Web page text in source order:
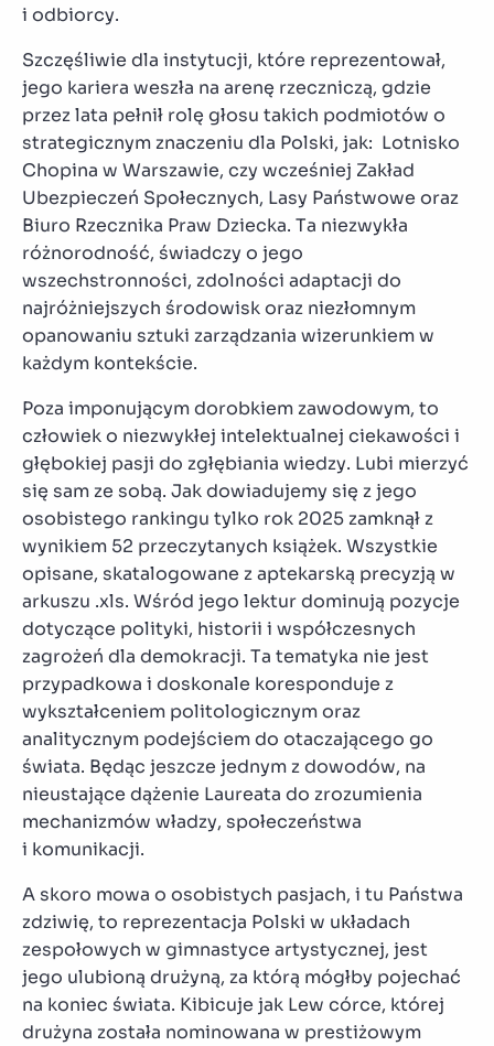
i odbiorcy.
Szczęśliwie dla instytucji, które reprezentował,
jego kariera weszła na arenę rzeczniczą, gdzie
przez lata pełnił rolę głosu takich podmiotów o
strategicznym znaczeniu dla Polski, jak: Lotnisko
Chopina w Warszawie, czy wcześniej Zakład
Ubezpieczeń Społecznych, Lasy Państwowe oraz
Biuro Rzecznika Praw Dziecka. Ta niezwykła
różnorodność, świadczy o jego
wszechstronności, zdolności adaptacji do
najróżniejszych środowisk oraz niezłomnym
opanowaniu sztuki zarządzania wizerunkiem w
każdym kontekście.
Poza imponującym dorobkiem zawodowym, to
człowiek o niezwykłej intelektualnej ciekawości i
głębokiej pasji do zgłębiania wiedzy. Lubi mierzyć
się sam ze sobą. Jak dowiadujemy się z jego
osobistego rankingu tylko rok 2025 zamknął z
wynikiem 52 przeczytanych książek. Wszystkie
opisane, skatalogowane z aptekarską precyzją w
arkuszu .xls. Wśród jego lektur dominują pozycje
dotyczące polityki, historii i współczesnych
zagrożeń dla demokracji. Ta tematyka nie jest
przypadkowa i doskonale koresponduje z
wykształceniem politologicznym oraz
analitycznym podejściem do otaczającego go
świata. Będąc jeszcze jednym z dowodów, na
nieustające dążenie Laureata do zrozumienia
mechanizmów władzy, społeczeństwa
i komunikacji.
A skoro mowa o osobistych pasjach, i tu Państwa
zdziwię, to reprezentacja Polski w układach
zespołowych w gimnastyce artystycznej, jest
jego ulubioną drużyną, za którą mógłby pojechać
na koniec świata. Kibicuje jak Lew córce, której
drużyna została nominowana w prestiżowym